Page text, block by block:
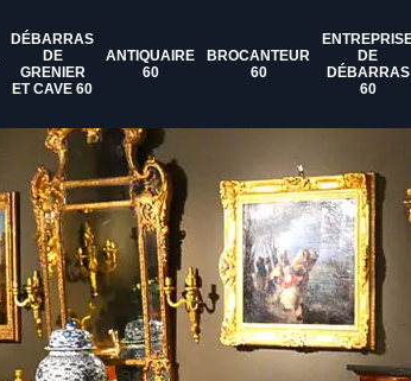
DÉBARRAS
DE
GRENIER
ET CAVE 60
ANTIQUAIRE
60
BROCANTEUR
60
DE
DÉBARRAS
60